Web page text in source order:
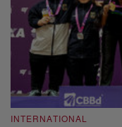
INTERNATIONAL